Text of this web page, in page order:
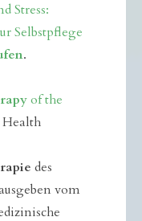
Stress:
Selbstpflege
.
of the
Health
des
vom